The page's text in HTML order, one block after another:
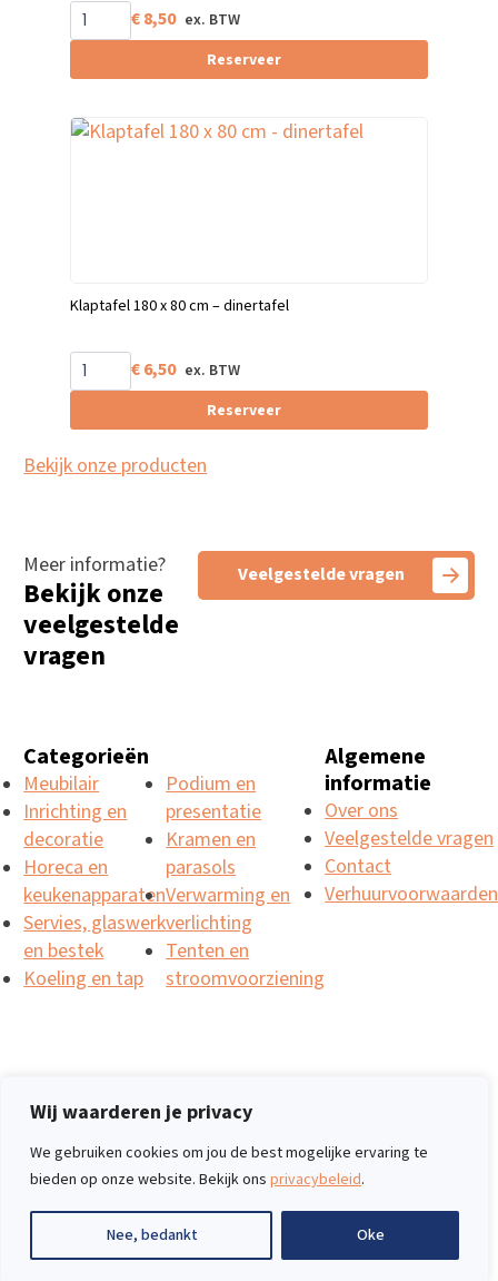
Wij waarderen je privacy
We gebruiken cookies om jou de best mogelijke ervaring te
bieden op onze website. Bekijk ons privacybeleid.
Nee, bedankt Oke
€8,50
Reserveer
Klaptafel 180 x 80 cm – dinertafel
€6,50
Reserveer
Bekijk onze producten
Meer informatie?
Bekijk onze
veelgestelde
vragen
Veelgestelde vragen
Categorieën
Meubilair
Inrichting en
decoratie
Horeca en
keukenapparaten
Servies, glaswerk
en bestek
Koeling en tap
Podium en
presentatie
Kramen en
parasols
Verwarming en
verlichting
Tenten en
stroomvoorziening
Algemene
informatie
Over ons
Veelgestelde vragen
Contact
Verhuurvoorwaarden
Copyright 2026 ©Website door Blumee.nl
Privacybeleid
-
Cookies